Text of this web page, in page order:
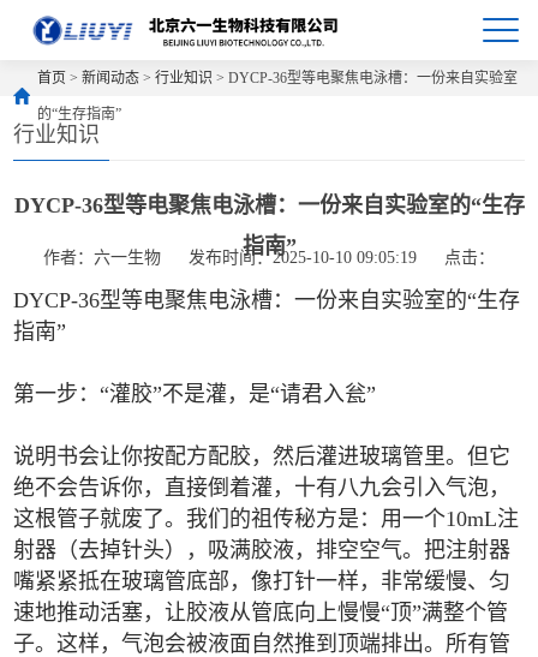
首页 >新闻动态 >行业知识 > DYCP-36型等电聚焦电泳槽：一份来自实验室
的“生存指南”
行业知识
DYCP-36型等电聚焦电泳槽：一份来自实验室的“生存
指南”
作者：六一生物 发布时间：2025-10-10 09:05:19 点击：
DYCP-36型等电聚焦电泳槽：一份来自实验室的“生存
指南”
第一步：“灌胶”不是灌，是“请君入瓮”
说明书会让你按配方配胶，然后灌进玻璃管里。但它
绝不会告诉你，直接倒着灌，十有八九会引入气泡，
这根管子就废了。我们的祖传秘方是：用一个10mL注
射器（去掉针头），吸满胶液，排空空气。把注射器
嘴紧紧抵在玻璃管底部，像打针一样，非常缓慢、匀
速地推动活塞，让胶液从管底向上慢慢“顶”满整个管
子。这样，气泡会被液面自然推到顶端排出。所有管